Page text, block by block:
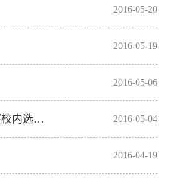
2016-05-20
2016-05-19
2016-05-06
2016年中国地质大学（武汉）制图大赛暨第九届全国大学生先进成图技术大赛校内选拔赛通知 2016-05-04
2016-04-19